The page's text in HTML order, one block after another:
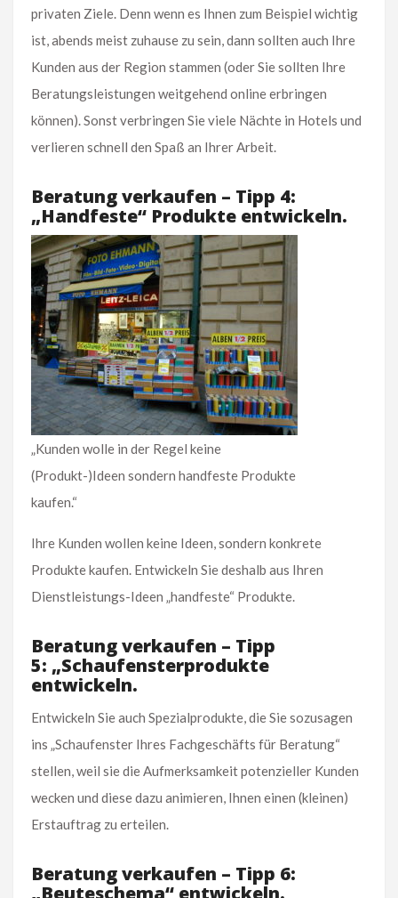
privaten Ziele. Denn wenn es Ihnen zum Beispiel wichtig
ist, abends meist zuhause zu sein, dann sollten auch Ihre
Kunden aus der Region stammen (oder Sie sollten Ihre
Beratungsleistungen weitgehend online erbringen
können). Sonst verbringen Sie viele Nächte in Hotels und
verlieren schnell den Spaß an Ihrer Arbeit.
Beratung verkaufen – Tipp 4:
„Handfeste“ Produkte entwickeln.
„Kunden wolle in der Regel keine
(Produkt-)Ideen sondern handfeste Produkte
kaufen.“
Ihre Kunden wollen keine Ideen, sondern konkrete
Produkte kaufen. Entwickeln Sie deshalb aus Ihren
Dienstleistungs-Ideen „handfeste“ Produkte.
Beratung verkaufen – Tipp
5: „Schaufensterprodukte
entwickeln.
Entwickeln Sie auch Spezialprodukte, die Sie sozusagen
ins „Schaufenster Ihres Fachgeschäfts für Beratung“
stellen, weil sie die Aufmerksamkeit potenzieller Kunden
wecken und diese dazu animieren, Ihnen einen (kleinen)
Erstauftrag zu erteilen.
Beratung verkaufen – Tipp 6:
„Beuteschema“ entwickeln.